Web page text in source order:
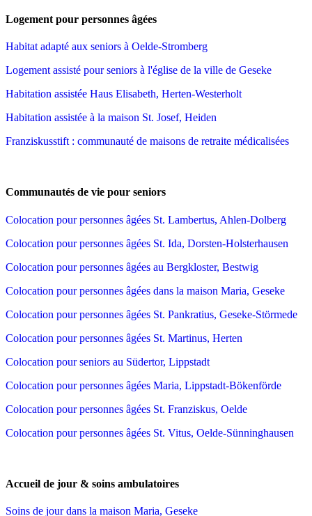
Logement pour personnes âgées
Habitat adapté aux seniors à Oelde-Stromberg
Logement assisté pour seniors à l'église de la ville de Geseke
Habitation assistée Haus Elisabeth, Herten-Westerholt
Habitation assistée à la maison St. Josef, Heiden
Franziskusstift : communauté de maisons de retraite médicalisées
Communautés de vie pour seniors
Colocation pour personnes âgées St. Lambertus, Ahlen-Dolberg
Colocation pour personnes âgées St. Ida, Dorsten-Holsterhausen
Colocation pour personnes âgées au Bergkloster, Bestwig
Colocation pour personnes âgées dans la maison Maria, Geseke
Colocation pour personnes âgées St. Pankratius, Geseke-Störmede
Colocation pour personnes âgées St. Martinus, Herten
Colocation pour seniors au Südertor, Lippstadt
Colocation pour personnes âgées Maria, Lippstadt-Bökenförde
Colocation pour personnes âgées St. Franziskus, Oelde
Colocation pour personnes âgées St. Vitus, Oelde-Sünninghausen
Accueil de jour & soins ambulatoires
Soins de jour dans la maison Maria, Geseke